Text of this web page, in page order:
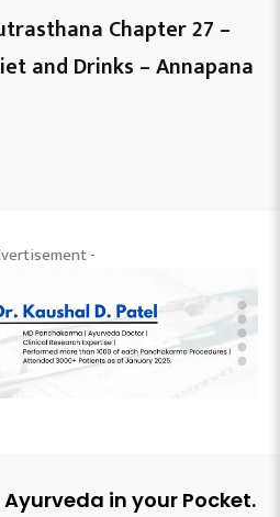
Chapter 27 –
and Drinks – Annapana
-
in your Pocket.